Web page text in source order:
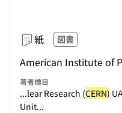
紙 図書
American Institute of
著者標目
...lear Research (CERN)
Unit...